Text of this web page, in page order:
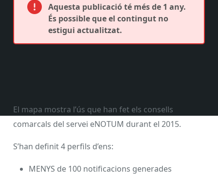
Aquesta publicació té més de 1 any.
És possible que el contingut no
estigui actualitzat.
El mapa mostra l’ús que han fet els consells
comarcals del servei eNOTUM durant el 2015.
S’han definit 4 perfils d’ens:
MENYS de 100 notificacions generades